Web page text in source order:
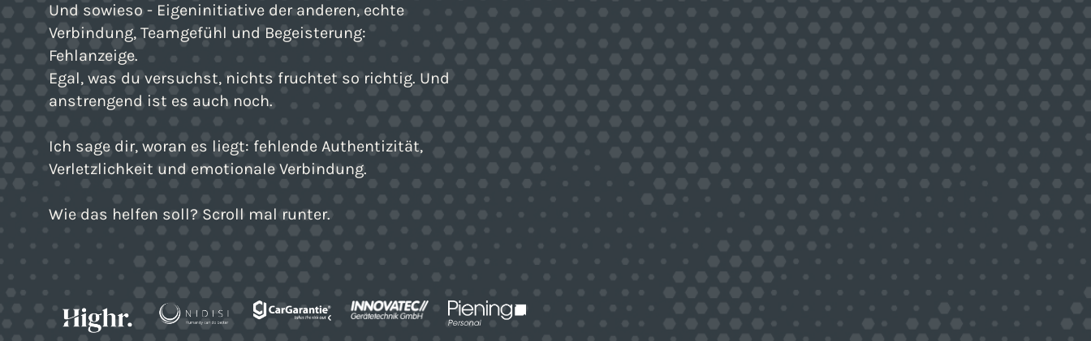
Und sowieso - Eigeninitiative der anderen, echte
Verbindung, Teamgefühl und Begeisterung:
Fehlanzeige.
Egal, was du versuchst, nichts fruchtet so richtig. Und
anstrengend ist es auch noch.
Ich sage dir, woran es liegt: fehlende Authentizität,
Verletzlichkeit und emotionale Verbindung.
Wie das helfen soll? Scroll mal runter.